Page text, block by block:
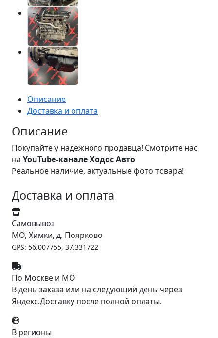
Описание
Доставка и оплата
Описание
Покупайте у надёжного продавца! Смотрите нас
на YouTube-канале Ходос Авто
Реальное наличие, актуальные фото товара!
Доставка и оплата
Самовывоз
МО, Химки, д. Поярково
GPS: 56.007755, 37.331722
По Москве и МО
В день заказа или на следующий день через
Яндекс.Доставку после полной оплаты.
В регионы